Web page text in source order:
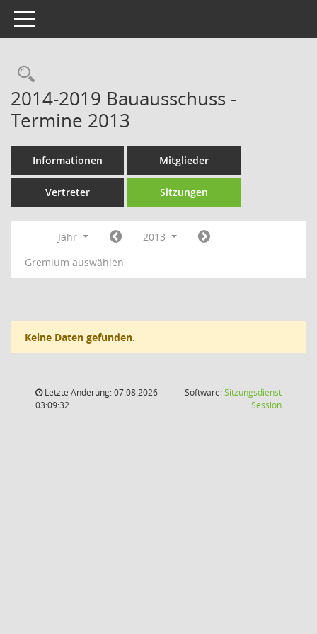
Toggle navigation
Rechercheauswahl
2014-2019 Bauausschuss -
Termine 2013
Informationen Mitglieder
Vertreter Sitzungen
Jahr
2013
Gremium auswählen
Keine Daten gefunden.
Letzte Änderung: 07.08.2026
03:09:32
Software:Sitzungsdienst
Session(Wird in